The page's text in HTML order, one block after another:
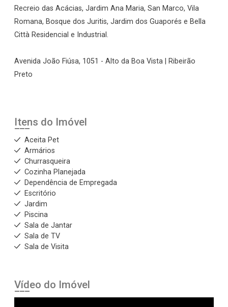
Recreio das Acácias, Jardim Ana Maria, San Marco, Vila
Romana, Bosque dos Juritis, Jardim dos Guaporés e Bella
Città Residencial e Industrial.
Avenida João Fiúsa, 1051 - Alto da Boa Vista | Ribeirão
Preto
Itens do Imóvel
Aceita Pet
Armários
Churrasqueira
Cozinha Planejada
Dependência de Empregada
Escritório
Jardim
Piscina
Sala de Jantar
Sala de TV
Sala de Visita
Vídeo do Imóvel